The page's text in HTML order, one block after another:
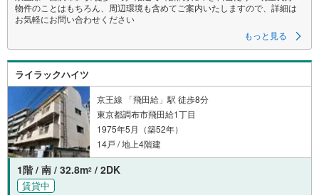
物件のことはもちろん、周辺環境も含めてご案内いたしますので、詳細は
お気軽にお問い合わせください
もっと見る
ライラックハイツ
京王線 「飛田給」駅 徒歩8分
東京都調布市飛田給1丁目
1975年5月（築52年）
14戸 / 地上4階建
1階 / 南 / 32.8m2 / 2DK
賃貸中